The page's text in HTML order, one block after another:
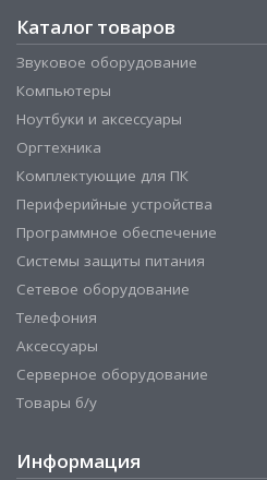
Каталог товаров
Звуковое оборудование
Компьютеры
Ноутбуки и аксессуары
Оргтехника
Комплектующие для ПК
Периферийные устройства
Программное обеспечение
Системы защиты питания
Сетевое оборудование
Телефония
Аксессуары
Серверное оборудование
Товары б/у
Информация